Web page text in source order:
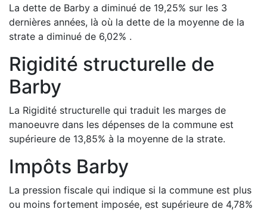
La dette de Barby a diminué de 19,25% sur les 3
dernières années, là où la dette de la moyenne de la
strate a diminué de 6,02% .
Rigidité structurelle de
Barby
La Rigidité structurelle qui traduit les marges de
manoeuvre dans les dépenses de la commune est
supérieure de 13,85% à la moyenne de la strate.
Impôts Barby
La pression fiscale qui indique si la commune est plus
ou moins fortement imposée, est supérieure de 4,78%